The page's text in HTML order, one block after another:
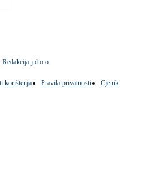
Redakcija j.d.o.o.
korištenja Pravila privatnosti
Cjenik